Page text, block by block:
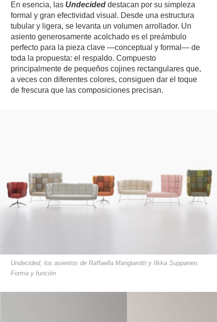
En esencia, las Undecided destacan por su simpleza
formal y gran efectividad visual. Desde una estructura
tubular y ligera, se levanta un volumen arrollador. Un
asiento generosamente acolchado es el preámbulo
perfecto para la pieza clave —conceptual y formal— de
toda la propuesta: el respaldo. Compuesto
principalmente de pequeños cojines rectangulares que,
a veces con diferentes colores, consiguen dar el toque
de frescura que las composiciones precisan.
Undecided, los asientos de Raffaella Mangiarotti y Ilkka Suppanen.
Forma y función